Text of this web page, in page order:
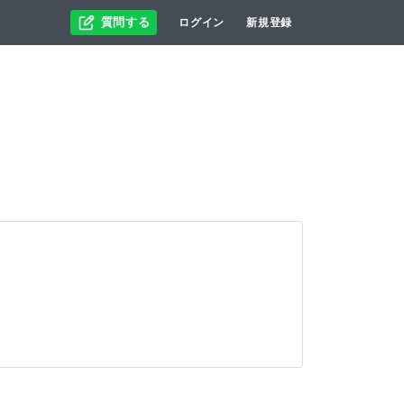
質問する ログイン 新規登録